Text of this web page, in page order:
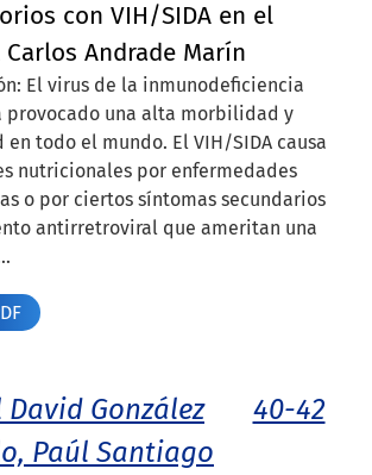
con VIH/SIDA en el
Andrade Marín
El virus de la inmunodeficiencia
provocado una alta morbilidad y
todo el mundo. El VIH/SIDA causa
nutricionales por enfermedades
o por ciertos síntomas secundarios
antirretroviral que ameritan una
David González
Paúl Santiago
40-42